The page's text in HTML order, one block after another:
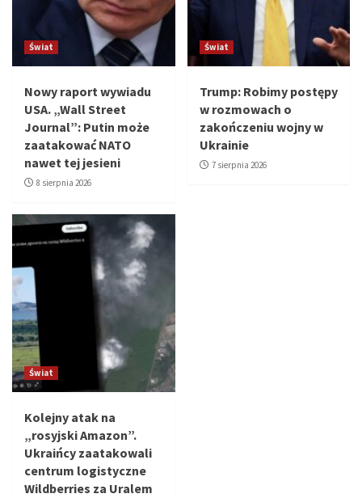
Świat
Nowy raport wywiadu
USA. „Wall Street
Journal”: Putin może
zaatakować NATO
nawet tej jesieni
8 sierpnia 2026
Świat
Trump: Robimy postępy
w rozmowach o
zakończeniu wojny w
Ukrainie
7 sierpnia 2026
Świat
Kolejny atak na
„rosyjski Amazon”.
Ukraińcy zaatakowali
centrum logistyczne
Wildberries za Uralem